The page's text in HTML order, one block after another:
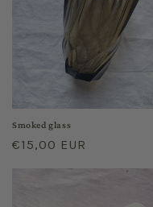
Smoked glass
Regular
€15,00 EUR